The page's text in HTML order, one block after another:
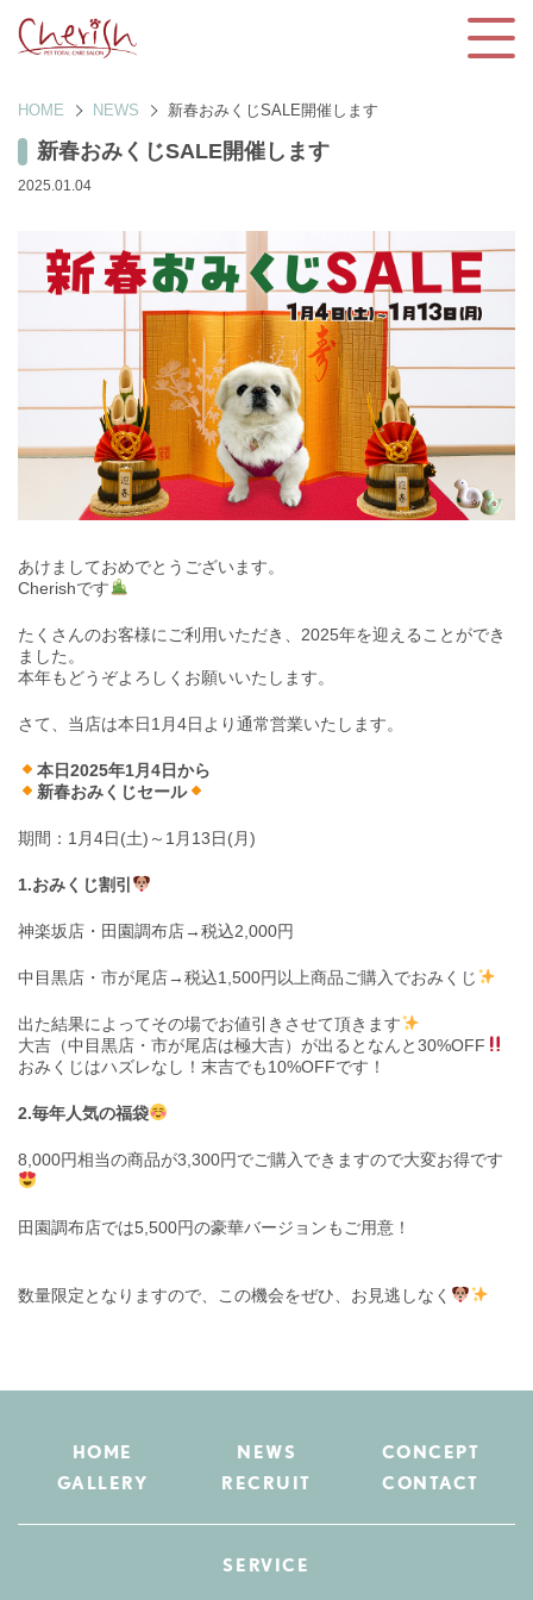
HOME NEWS 新春おみくじSALE開催します
新春おみくじSALE開催します
2025.01.04
あけましておめでとうございます。
Cherishです
たくさんのお客様にご利用いただき、2025年を迎えることができ
ました。
本年もどうぞよろしくお願いいたします。
さて、当店は本日1月4日より通常営業いたします。
本日2025年1月4日から
新春おみくじセール
期間：1月4日(土)～1月13日(月)
1.おみくじ割引
神楽坂店・田園調布店→税込2,000円
中目黒店・市が尾店→税込1,500円以上商品ご購入でおみくじ
出た結果によってその場でお値引きさせて頂きます
大吉（中目黒店・市が尾店は極大吉）が出るとなんと30%OFF
おみくじはハズレなし！末吉でも10%OFFです！
2.毎年人気の福袋
8,000円相当の商品が3,300円でご購入できますので大変お得です
田園調布店では5,500円の豪華バージョンもご用意！
数量限定となりますので、この機会をぜひ、お見逃しなく
HOME NEWS
CONCEPT
GALLERY
RECRUIT CONTACT
SERVICE